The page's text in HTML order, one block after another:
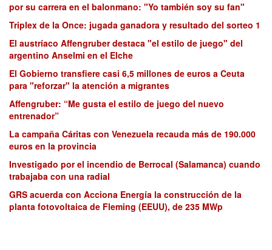
por su carrera en el balonmano: "Yo también soy su fan"
Triplex de la Once: jugada ganadora y resultado del sorteo 1
El austríaco Affengruber destaca "el estilo de juego" del
argentino Anselmi en el Elche
El Gobierno transfiere casi 6,5 millones de euros a Ceuta
para "reforzar" la atención a migrantes
Affengruber: “Me gusta el estilo de juego del nuevo
entrenador”
La campaña Cáritas con Venezuela recauda más de 190.000
euros en la provincia
Investigado por el incendio de Berrocal (Salamanca) cuando
trabajaba con una radial
GRS acuerda con Acciona Energía la construcción de la
planta fotovoltaica de Fleming (EEUU), de 235 MWp